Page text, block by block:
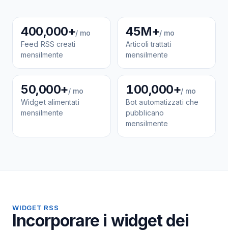
400,000+/ mo
Feed RSS creati
mensilmente
45M+/ mo
Articoli trattati
mensilmente
50,000+/ mo
Widget alimentati
mensilmente
100,000+/ mo
Bot automatizzati che
pubblicano
mensilmente
WIDGET RSS
Incorporare i widget dei